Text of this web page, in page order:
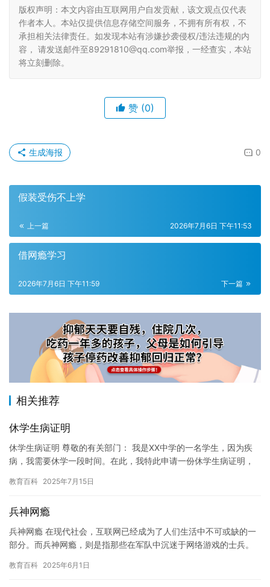
版权声明：本文内容由互联网用户自发贡献，该文观点仅代表
作者本人。本站仅提供信息存储空间服务，不拥有所有权，不
承担相关法律责任。如发现本站有涉嫌抄袭侵权/违法违规的内
容， 请发送邮件至89291810@qq.com举报，一经查实，本站
将立刻删除。
赞 (0)
0
生成海报
假装受伤不上学
上一篇 2026年7月6日 下午11:53
借网瘾学习
下一篇
2026年7月6日 下午11:59
相关推荐
休学生病证明
休学生病证明 尊敬的有关部门： 我是XX中学的一名学生，因为疾
病，我需要休学一段时间。在此，我特此申请一份休学生病证明，
教育百科 2025年7月15日
兵神网瘾
兵神网瘾 在现代社会，互联网已经成为了人们生活中不可或缺的一
部分。而兵神网瘾，则是指那些在军队中沉迷于网络游戏的士兵。
到他…
教育百科 2025年6月1日